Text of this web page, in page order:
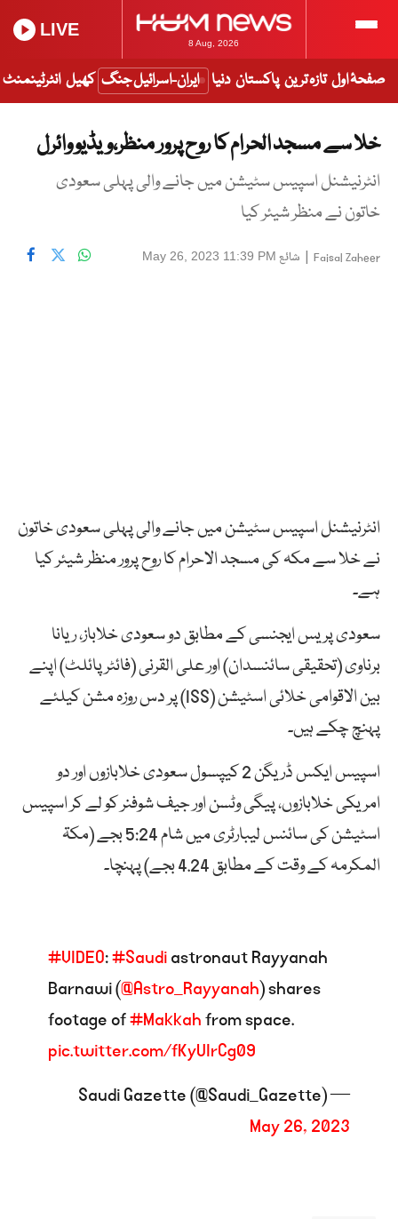
8 Aug, 2026
LIVE
صفحۂ اول تازہ ترین پاکستان دنیا ایران-اسرائیل جنگ کھیل انٹرٹینمنٹ
خلا سے مسجد الحرام کا روح پرور منظر،ویڈیو وائرل
انٹرنیشنل اسپیس سٹیشن میں جانے والی پہلی سعودی
خاتون نے منظر شیئر کیا
Faisal Zaheer
| شائع May 26, 2023 11:39 PM
انٹرنیشنل اسپیس سٹیشن میں جانے والی پہلی سعودی خاتون
نے خلا سے مکہ کی مسجد الاحرام کا روح پرور منظر شیئر کیا
ہے۔
سعودی پریس ایجنسی کے مطابق دو سعودی خلاباز، ریانا
برناوی (تحقیقی سائنسدان) اور علی القرنی (فائٹر پائلٹ) اپنے
بین الاقوامی خلائی اسٹیشن (ISS) پر دس روزہ مشن کیلئے
پہنچ چکے ہیں۔
اسپیس ایکس ڈریگن 2 کیپسول سعودی خلابازوں اور دو
امریکی خلابازوں، پیگی وٹسن اور جیف شوفنر کو لے کر اسپیس
اسٹیشن کی سائنس لیبارٹری میں شام 5:24 بجے (مکۃ
المکرمہ کے وقت کے مطابق 4.24 بجے) پہنچا۔
#VIDEO:#Saudiastronaut Rayyanah
Barnawi (@Astro_Rayyanah) shares
footage of#Makkahfrom space.
pic.twitter.com/fKyUIrCg09
— Saudi Gazette (@Saudi_Gazette)
May 26, 2023